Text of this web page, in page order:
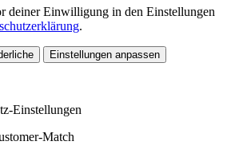
deiner Einwilligung in den Einstellungen
.
Einstellungen anpassen
Einstellungen
Match